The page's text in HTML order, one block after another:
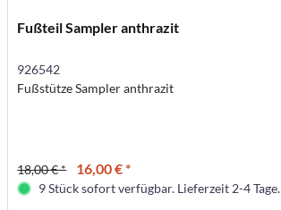
Fußteil Sampler anthrazit
926542
Fußstütze Sampler anthrazit
18,00 € * 16,00 € *
9 Stück sofort verfügbar. Lieferzeit 2-4 Tage.